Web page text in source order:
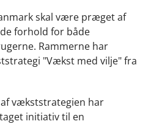
skal være præget af
forhold for både
Rammerne har
"Vækst med vilje" fra
vækststrategien har
initiativ til en